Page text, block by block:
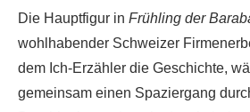
Die Hauptfigur in Frühling der
wohlhabender Schweizer
dem Ich-Erzähler die Geschichte,
gemeinsam einen Spaziergang